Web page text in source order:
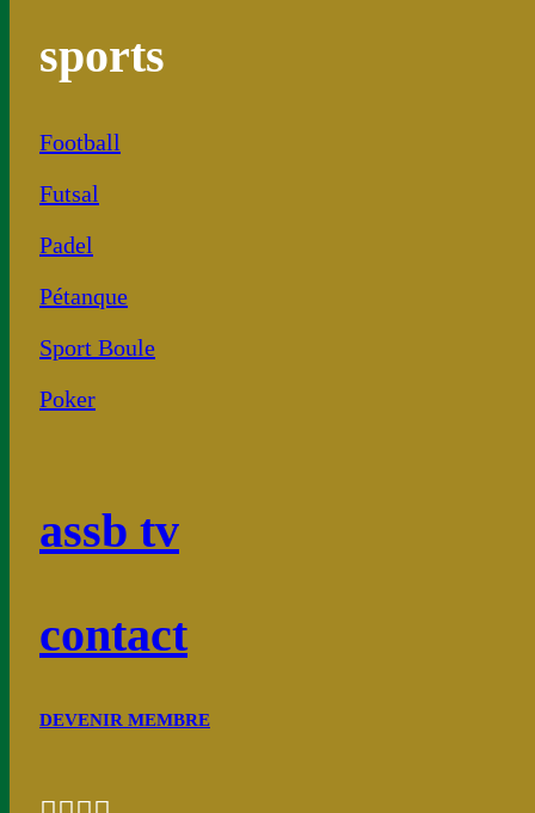
sports
Football
Futsal
Padel
Pétanque
Sport Boule
Poker
assb tv
contact
DEVENIR MEMBRE